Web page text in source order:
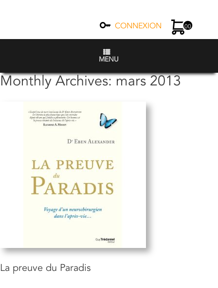
CONNEXION 00
MENU
Monthly Archives:mars 2013
La preuve du Paradis